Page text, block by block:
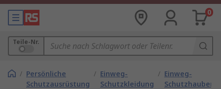
0
Teile-Nr.
/ Persönliche
Schutzausrüstung
/ Einweg-
Schutzkleidung
/ Einweg-
Schutzhauben